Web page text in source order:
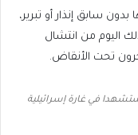
سابق إنذار أو تبرير،
اليوم من انتشال
في غارة إسرائيلية